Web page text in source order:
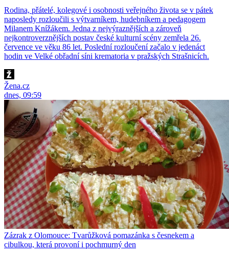
Rodina, přátelé, kolegové i osobnosti veřejného života se v pátek
naposledy rozloučili s výtvarníkem, hudebníkem a pedagogem
Milanem Knížákem. Jedna z nejvýraznějších a zároveň
nejkontroverznějších postav české kulturní scény zemřela 26.
července ve věku 86 let. Poslední rozloučení začalo v jedenáct
hodin ve Velké obřadní síni krematoria v pražských Strašnicích.
Žena.cz
dnes, 09:59
Zázrak z Olomouce: Tvarůžková pomazánka s česnekem a
cibulkou, která provoní i pochmurný den